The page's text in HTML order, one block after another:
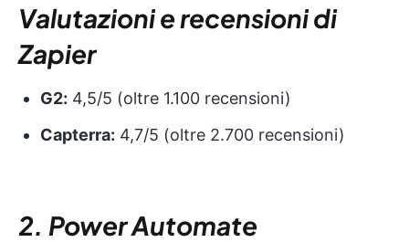
Valutazioni e recensioni di
Zapier
G2: 4,5/5 (oltre 1.100 recensioni)
Capterra: 4,7/5 (oltre 2.700 recensioni)
2. Power Automate